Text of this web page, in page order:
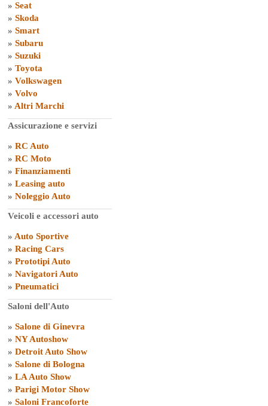
» Seat
» Skoda
» Smart
» Subaru
» Suzuki
» Toyota
» Volkswagen
» Volvo
» Altri Marchi
Assicurazione e servizi
» RC Auto
» RC Moto
» Finanziamenti
» Leasing auto
» Noleggio Auto
Veicoli e accessori auto
» Auto Sportive
» Racing Cars
» Prototipi Auto
» Navigatori Auto
» Pneumatici
Saloni dell'Auto
» Salone di Ginevra
» NY Autoshow
» Detroit Auto Show
» Salone di Bologna
» LA Auto Show
» Parigi Motor Show
» Saloni Francoforte